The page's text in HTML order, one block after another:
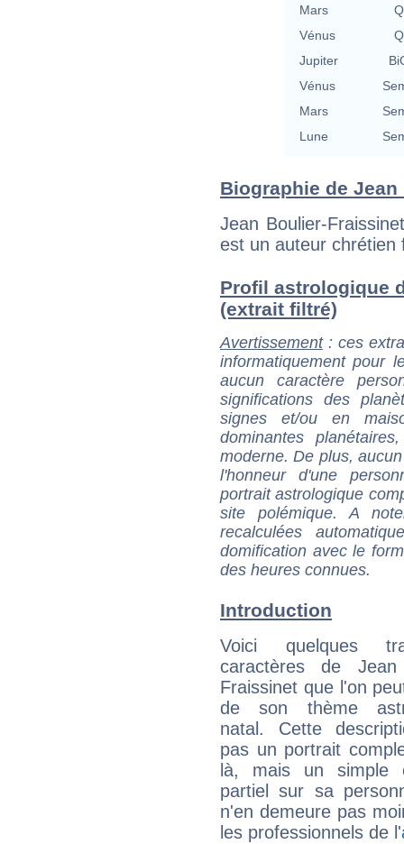
Mars
Vénus
Jupiter
Vénus
Mars
Lune
Biographie de
Jean Boulier-
est un auteur chrétien
Profil astrologique
(extrait filtré)
Avertissement: ces
informatiquement pour
aucun caractère
significations des
signes et/ou en
dominantes
moderne. De plus,
l'honneur d'une
portrait astrologique
site polémique. A
recalculées
domification avec le
des heures connues.
Introduction
Voici quelques
caractères de Jean
Fraissinet que l'on
de son thème
natal. Cette
pas un portrait
là, mais un simple
partiel sur sa
n'en demeure pas
les professionnels de l'